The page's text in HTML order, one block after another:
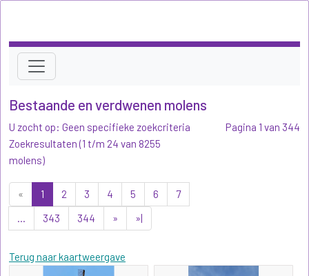
Bestaande en verdwenen molens
U zocht op: Geen specifieke zoekcriteria
Zoekresultaten (1 t/m 24 van 8255
molens)
« 1 2 3 4 5 6
7
...
343 344 » »|
Terug naar kaartweergave
Pagina 1 van 344